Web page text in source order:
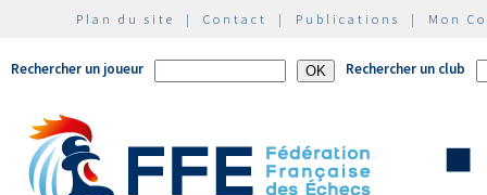
Plan du site | Contact | Publications | Mon
Rechercher un joueur Rechercher un club